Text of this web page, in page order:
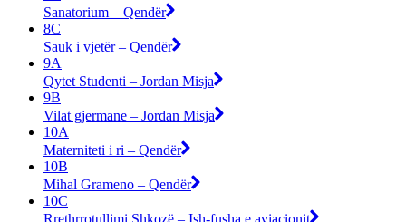
Sanatorium – Qendër
8C
Sauk i vjetër – Qendër
9A
Qytet Studenti – Jordan Misja
9B
Vilat gjermane – Jordan Misja
10A
Materniteti i ri – Qendër
10B
Mihal Grameno – Qendër
10C
Rrethrrotullimi Shkozë – Ish-fusha e aviacionit